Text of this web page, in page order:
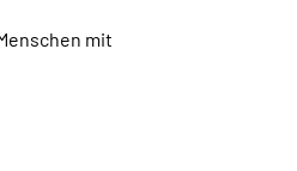
mit